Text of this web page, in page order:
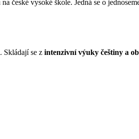
české vysoké škole. Jedná se o
Skládají se z intenzivní výuky češtiny a